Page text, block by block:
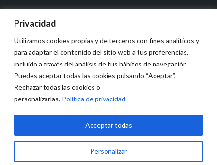
Privacidad
Utilizamos cookies propias y de terceros con fines analíticos y
para adaptar el contenido del sitio web a tus preferencias,
incluido a través del análisis de tus hábitos de navegación.
Puedes aceptar todas las cookies pulsando “Aceptar”,
Rechazar todas las cookies o
personalizarlas. Política de privacidad
Personalizar
Acceptar todas
© 2026 Vidasana | All Rights Reserved
Aviso legal
Política de privacidad
Política de devolución monetaria